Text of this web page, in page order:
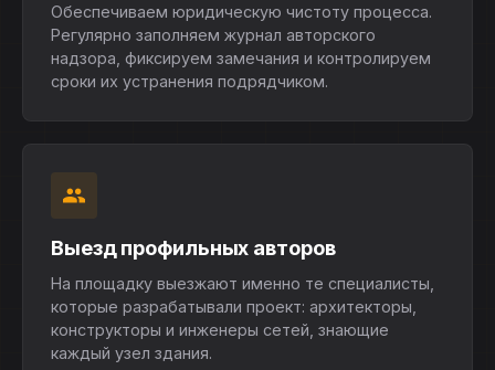
Обеспечиваем юридическую чистоту процесса.
Регулярно заполняем журнал авторского
надзора, фиксируем замечания и контролируем
сроки их устранения подрядчиком.
Выезд профильных авторов
На площадку выезжают именно те специалисты,
которые разрабатывали проект: архитекторы,
конструкторы и инженеры сетей, знающие
каждый узел здания.